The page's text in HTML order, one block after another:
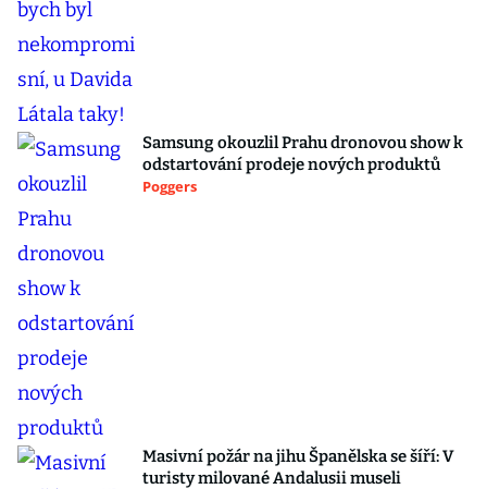
Samsung okouzlil Prahu dronovou show k
odstartování prodeje nových produktů
Poggers
Masivní požár na jihu Španělska se šíří: V
turisty milované Andalusii museli